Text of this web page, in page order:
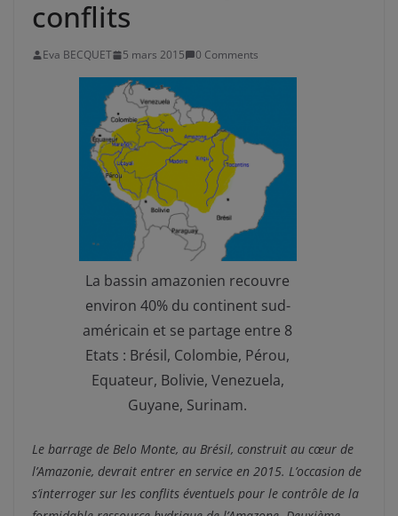
conflits
Eva BECQUET 5 mars 2015 0 Comments
La bassin amazonien recouvre
environ 40% du continent sud-
américain et se partage entre 8
Etats : Brésil, Colombie, Pérou,
Equateur, Bolivie, Venezuela,
Guyane, Surinam.
Le barrage de Belo Monte, au Brésil, construit au cœur de
l’Amazonie, devrait entrer en service en 2015. L’occasion de
s’interroger sur les conflits éventuels pour le contrôle de la